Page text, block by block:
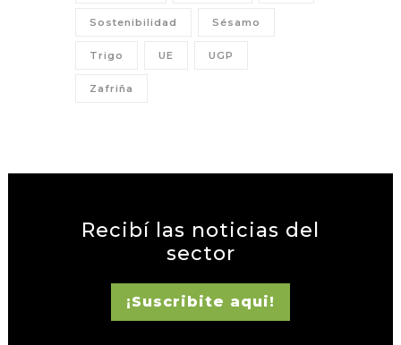
Sostenibilidad Sésamo
Trigo UE UGP
Zafriña
Recibí las noticias del
sector
¡Suscribite aqui!